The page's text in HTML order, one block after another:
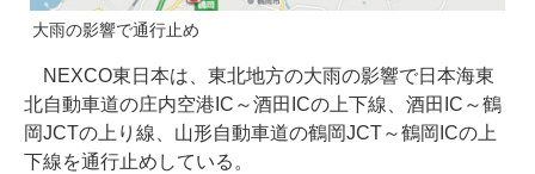
大雨の影響で通行止め
NEXCO東日本は、東北地方の大雨の影響で日本海東
北自動車道の庄内空港IC～酒田ICの上下線、酒田IC～鶴
岡JCTの上り線、山形自動車道の鶴岡JCT～鶴岡ICの上
下線を通行止めしている。